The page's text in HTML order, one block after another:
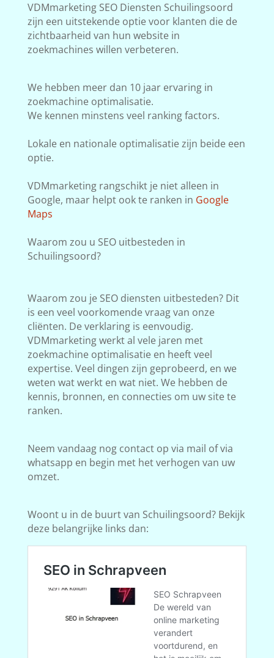
VDMmarketing SEO Diensten Schuilingsoord
zijn een uitstekende optie voor klanten die de
zichtbaarheid van hun website in
zoekmachines willen verbeteren.
We hebben meer dan 10 jaar ervaring in
zoekmachine optimalisatie.
We kennen minstens veel ranking factors.
Lokale en nationale optimalisatie zijn beide een
optie.
VDMmarketing rangschikt je niet alleen in
Google, maar helpt ook te ranken in Google
Maps
Waarom zou u SEO uitbesteden in
Schuilingsoord?
Waarom zou je SEO diensten uitbesteden? Dit
is een veel voorkomende vraag van onze
cliënten. De verklaring is eenvoudig.
VDMmarketing werkt al vele jaren met
zoekmachine optimalisatie en heeft veel
expertise. Veel dingen zijn geprobeerd, en we
weten wat werkt en wat niet. We hebben de
kennis, bronnen, en connecties om uw site te
ranken.
Neem vandaag nog contact op via mail of via
whatsapp en begin met het verhogen van uw
omzet.
Woont u in de buurt van Schuilingsoord? Bekijk
deze belangrijke links dan: